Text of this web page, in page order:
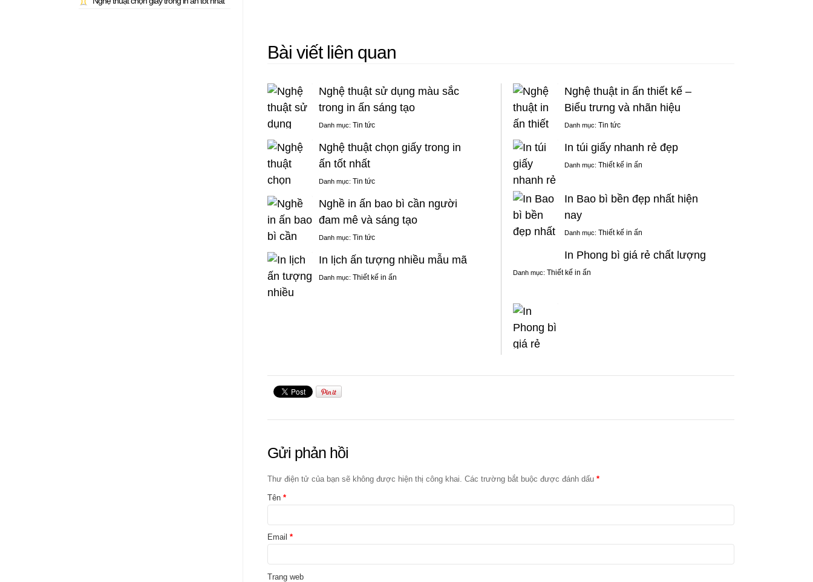
Bài viết liên quan
Nghệ thuật sử dụng màu sắc
trong in ấn sáng tạo
Danh mục: Tin tức
Nghệ thuật chọn giấy trong in
ấn tốt nhất
Danh mục: Tin tức
Nghề in ấn bao bì cần người
đam mê và sáng tạo
Danh mục: Tin tức
In lịch ấn tượng nhiều mẫu mã
Danh mục: Thiết kế in ấn
Nghệ thuật in ấn thiết kế –
Biểu trưng và nhãn hiệu
Danh mục: Tin tức
In túi giấy nhanh rẻ đẹp
Danh mục: Thiết kế in ấn
In Bao bì bền đẹp nhất hiện
nay
Danh mục: Thiết kế in ấn
In Phong bì giá rẻ chất lượng
Danh mục: Thiết kế in ấn
Gửi phản hồi
Thư điện tử của bạn sẽ không được hiện thị công khai. Các trường bắt buộc được đánh dấu *
Tên *
Email *
Trang web